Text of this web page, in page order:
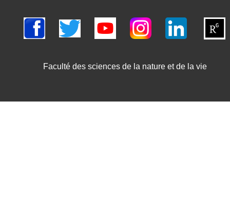
Faculté des sciences de la nature et de la vie